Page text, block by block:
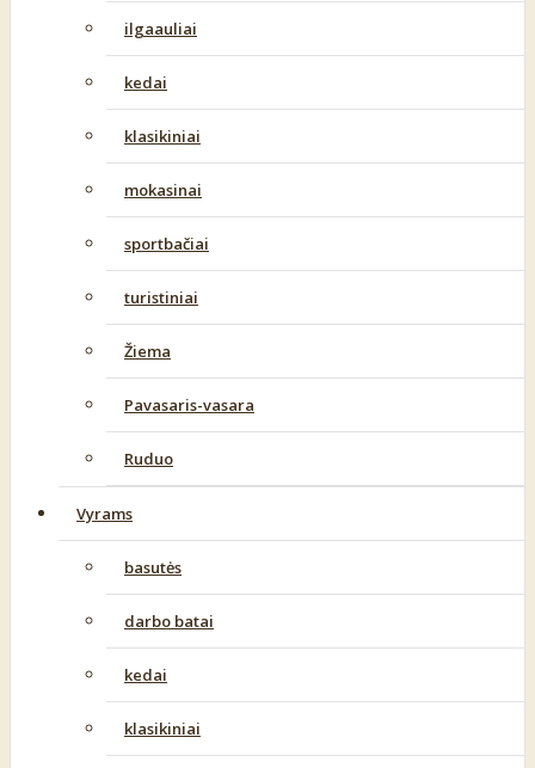
ilgaauliai
kedai
klasikiniai
mokasinai
sportbačiai
turistiniai
Žiema
Pavasaris-vasara
Ruduo
Vyrams
basutės
darbo batai
kedai
klasikiniai